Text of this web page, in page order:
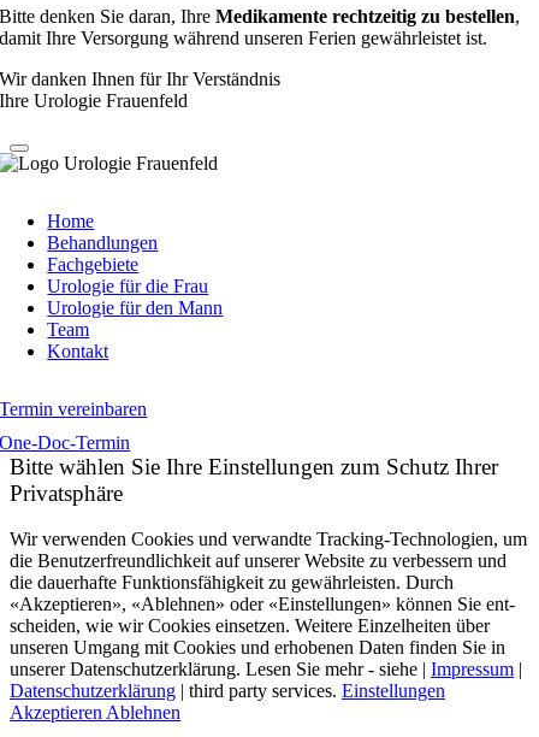
Bitte denken Sie daran, IhreMedikamente rechtzeitig zu bestellen,
damit Ihre Versorgung während unseren Ferien gewährleistet ist.
Wir danken Ihnen für Ihr Verständnis
Ihre Urologie Frauenfeld
Home
Behandlungen
Fachgebiete
Urologie für die Frau
Urologie für den Mann
Team
Kontakt
Termin vereinbaren
One-Doc-Termin
Bitte wählen Sie Ihre Einstellungen zum Schutz Ihrer
Privatsphäre
Wir verwenden Cookies und verwandte Tracking-Technologien, um
die Benutzer­freundlich­keit auf unserer Website zu ver­bessern und
die dauer­hafte Funktions­fähig­keit zu gewähr­leisten. Durch
«Akzeptieren», «Ablehnen» oder «Einstellungen» können Sie ent­
scheiden, wie wir Cookies einsetzen. Weitere Einzel­heiten über
unseren Umgang mit Cookies und er­hobenen Daten finden Sie in
unserer Datens­chutz­erklärung. Lesen Sie mehr - siehe | Impressum |
Datenschutzerklärung | third party services. Einstellungen
Akzeptieren Ablehnen